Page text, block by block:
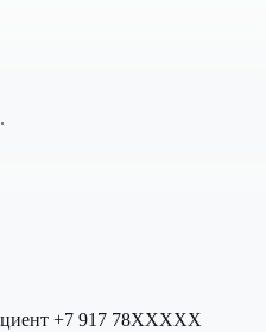
+7 917 78XXXXX